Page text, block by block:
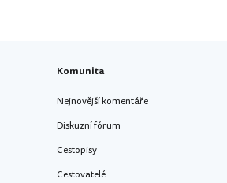
Komunita
Nejnovější komentáře
Diskuzní fórum
Cestopisy
Cestovatelé